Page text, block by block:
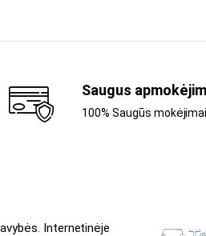
Saugus
100% Saugūs mokėjimai
Internetinėje